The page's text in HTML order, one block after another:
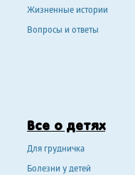
Жизненные истории
Вопросы и ответы
Все о детях
Для грудничка
Болезни у детей